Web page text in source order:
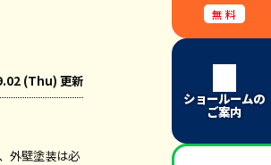
(Thu) 更新
外壁塗装は必
無料
ショールームの
ご案内